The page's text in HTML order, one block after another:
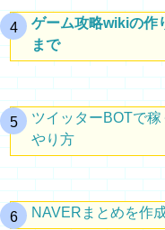
ゲーム攻略wikiの作
まで
ツイッターBOTで
やり方
NAVERまとめを作